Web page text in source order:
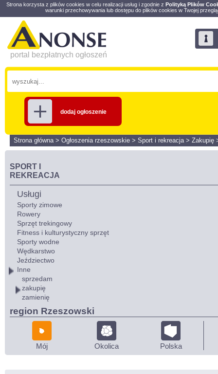
Strona korzysta z plików cookies w celu realizacji usług i zgodnie z Polityką Plików
warunki przechowywania lub dostępu do plików cookies w Twojej
portal bezpłatnych ogłoszeń
dodaj ogłoszenie
Strona główna> Ogłoszenia rzeszowskie > Sport i rekreacja> Zakupię
SPORT I
REKREACJA
Usługi
Sporty zimowe
Rowery
Sprzęt trekingowy
Fitness i kulturystyczny sprzęt
Sporty wodne
Wędkarstwo
Jeździectwo
Inne
sprzedam
zakupię
zamienię
region Rzeszowski
Mój Okolica Polska